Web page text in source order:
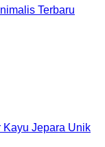
Terbaru
Kayu Jepara Unik